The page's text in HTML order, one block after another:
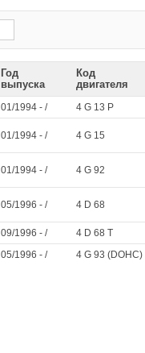
Год
выпуска
Код
двигателя
01/1994 - /
4 G 13 P
01/1994 - / 4 G 15
01/1994 - / 4 G 92
05/1996 - / 4 D 68
09/1996 - /
4 D 68 T
05/1996 - / 4 G 93 (DOHC)